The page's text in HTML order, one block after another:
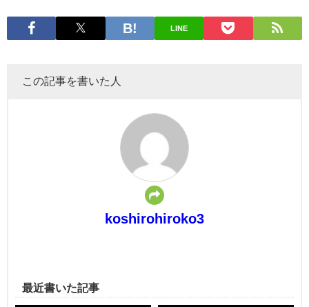
LINE
この記事を書いた人
koshirohiroko3
最近書いた記事